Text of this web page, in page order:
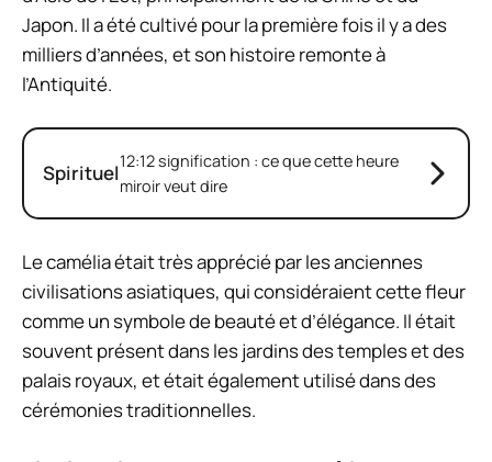
Japon. Il a été cultivé pour la première fois il y a des
milliers d’années, et son histoire remonte à
l’Antiquité.
Spirituel12:12 signification : ce que cette heure
miroir veut dire
Le camélia était très apprécié par les anciennes
civilisations asiatiques, qui considéraient cette fleur
comme un symbole de beauté et d’élégance. Il était
souvent présent dans les jardins des temples et des
palais royaux, et était également utilisé dans des
cérémonies traditionnelles.